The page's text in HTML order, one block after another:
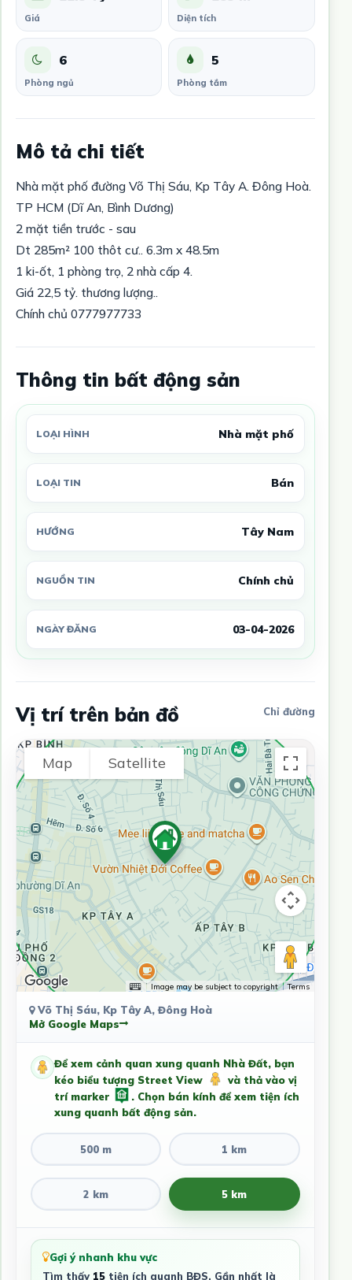
Giá Diện tích
6
Phòng ngủ
5
Phòng tắm
Mô tả chi tiết
Nhà mặt phố đường Võ Thị Sáu, Kp Tây A. Đông Hoà.
TP HCM (Dĩ An, Bình Dương)
2 mặt tiền trước - sau
Dt 285m² 100 thôt cư.. 6.3m x 48.5m
1 ki-ốt, 1 phòng trọ, 2 nhà cấp 4.
Giá 22,5 tỷ. thương lượng..
Chính chủ 0777977733
Thông tin bất động sản
LOẠI HÌNH Nhà mặt phố
LOẠI TIN Bán
HƯỚNG Tây Nam
NGUỒN TIN Chính chủ
NGÀY ĐĂNG 03-04-2026
Vị trí trên bản đồ Chỉ đường
Map Satellite
Image may be subject to copyright Terms
Võ Thị Sáu, Kp Tây A, Đông Hoà
Mở Google Maps
Để xem cảnh quan xung quanh Nhà Đất, bạn
kéo biểu tượng Street View
và thả vào vị
trí marker
. Chọn bán kính để xem tiện ích
xung quanh bất động sản.
500 m 1 km
2 km 5 km
Gợi ý nhanh khu vực
Tìm thấy 15tiện ích quanh BĐS. Gần nhất là